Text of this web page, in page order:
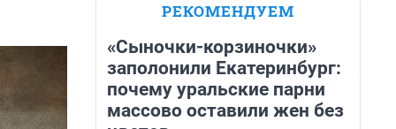
РЕКОМЕНДУЕМ
«Сыночки-корзиночки»
заполонили Екатеринбург:
почему уральские парни
массово оставили жен без